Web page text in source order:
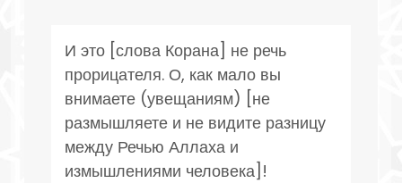
И это [слова Корана] не речь
прорицателя. О, как мало вы
внимаете (увещаниям) [не
размышляете и не видите разницу
между Речью Аллаха и
измышлениями человека]!